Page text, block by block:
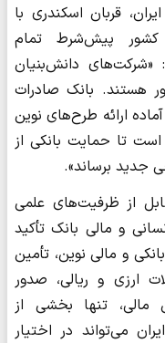
قربان اسکندری با
کشور پیش‌شرط تمام
«شرکت‌های دانش‌بنیان
هستند. بانک صادرات
ارائه طرح‌های نوین
تا حمایت بانکی از
جدید برساند».
از ظرفیت‌های علمی
و مالی بانک تأکید
و مالی نوین، تأمین
ارزی و ریالی، صدور
مالی، تنها بخشی از
می‌تواند در اختیار